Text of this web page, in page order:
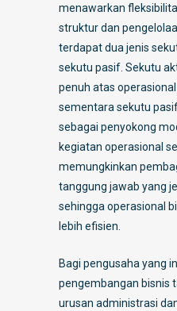
menawarkan
struktur dan
terdapat dua jenis
sekutu pasif. Sekutu
penuh atas
sementara sekutu
sebagai penyokong
kegiatan operasional
memungkinkan
tanggung jawab yang
sehingga operasional
lebih efisien.
Bagi pengusaha yang
pengembangan bisnis
urusan administrasi